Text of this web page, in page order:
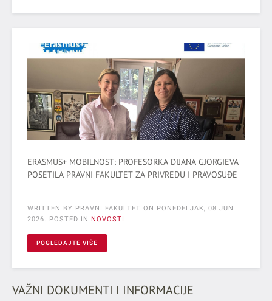
ERASMUS+ MOBILNOST: PROFESORKA DIJANA GJORGIEVA
POSETILA PRAVNI FAKULTET ZA PRIVREDU I PRAVOSUĐE
WRITTEN BY PRAVNI FAKULTET ON PONEDELJAK, 08 JUN
2026. POSTED IN NOVOSTI
POGLEDAJTE VIŠE
VAŽNI DOKUMENTI I INFORMACIJE